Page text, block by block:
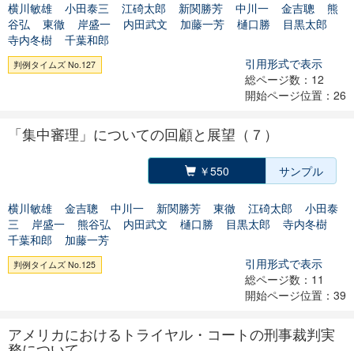
横川敏雄 小田泰三 江碕太郎 新関勝芳 中川一 金吉聰
熊
谷弘
東徹 岸盛一 内田武文 加藤一芳 樋口勝
目黒太郎
寺内冬樹
千葉和郎
判例タイムズ No.127
引用形式で表示
総ページ数：12
開始ページ位置：26
「集中審理」についての回顧と展望（７）
￥550 サンプル
横川敏雄 金吉聰 中川一 新関勝芳 東徹 江碕太郎
小田泰
三
岸盛一 熊谷弘 内田武文 樋口勝 目黒太郎
寺内冬樹
千葉和郎
加藤一芳
判例タイムズ No.125
引用形式で表示
総ページ数：11
開始ページ位置：39
アメリカにおけるトライヤル・コートの刑事裁判実